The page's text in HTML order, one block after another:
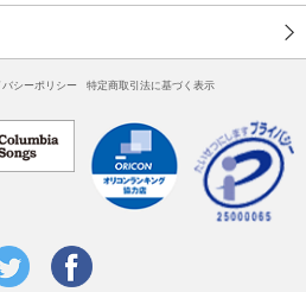
バシーポリシー 特定商取引法に基づく表示